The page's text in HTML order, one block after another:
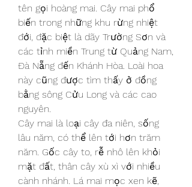
tên gọi hoàng mai. Cây mai phổ
biến trong những khu rừng nhiệt
đới, đặc biệt là dãy Trường Sơn và
các tỉnh miền Trung từ Quảng Nam,
Đà Nẵng đến Khánh Hòa. Loài hoa
này cũng được tìm thấy ở đồng
bằng sông Cửu Long và các cao
nguyên.
Cây mai là loại cây đa niên, sống
lâu năm, có thể lên tới hơn trăm
năm. Gốc cây to, rễ nhô lên khỏi
mặt đất, thân cây xù xì với nhiều
cành nhánh. Lá mai mọc xen kẽ,